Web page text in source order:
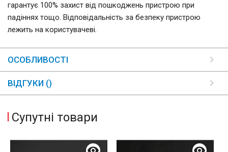
гарантує 100% захист від пошкоджень пристрою при
падіннях тощо. Відповідальність за безпеку пристрою
лежить на користувачеві.
ОСОБЛИВОСТІ
ВІДГУКИ ()
Супутні товари